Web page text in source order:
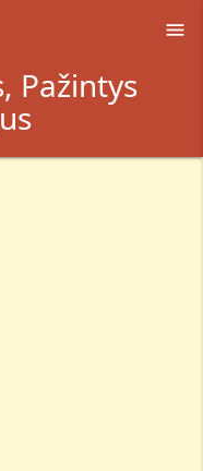

Pažintys